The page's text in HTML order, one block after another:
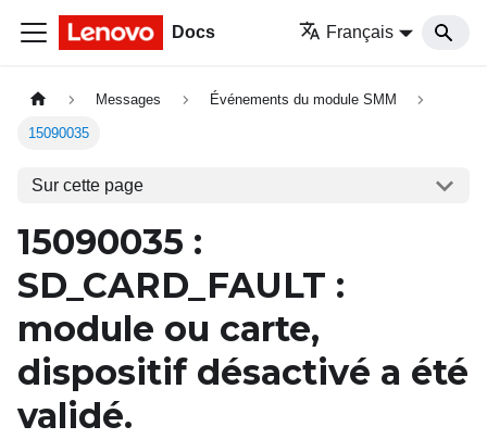
Docs Français
Messages Événements du module SMM
15090035
Sur cette page
15090035 :
SD_CARD_FAULT :
module ou carte,
dispositif désactivé a été
validé.